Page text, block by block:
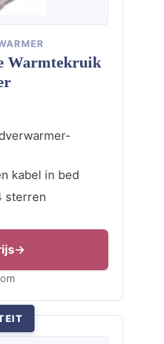
Warmtekruik
kabel in bed
sterren